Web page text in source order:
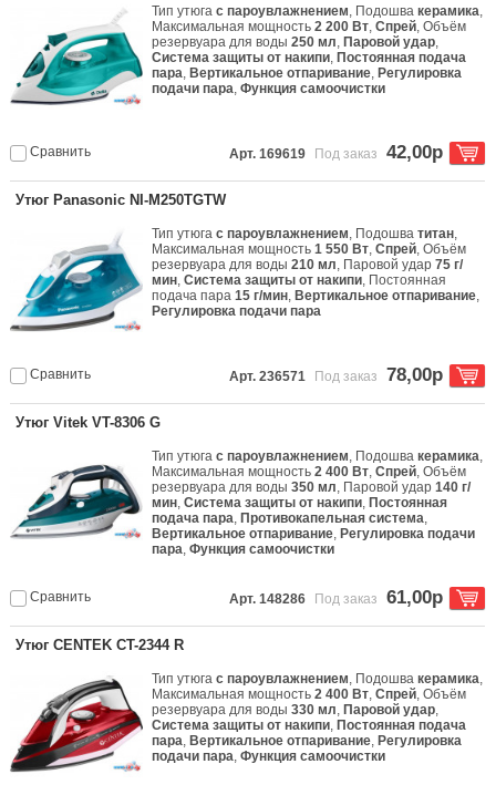
Тип утюгас пароувлажнением, Подошвакерамика,
Максимальная мощность2 200 Вт,Спрей, Объём
резервуара для воды250 мл, Паровой удар,
Система защиты от накипи, Постоянная подача
пара, Вертикальное отпаривание, Регулировка
подачи пара,Функция самоочистки
Сравнить Арт. 169619 Под заказ 42,00р
Утюг Panasonic NI-M250TGTW
Тип утюгас пароувлажнением, Подошватитан,
Максимальная мощность1 550 Вт,Спрей, Объём
резервуара для воды210 мл, Паровой удар75 г/
мин,Система защиты от накипи, Постоянная
подача пара15 г/мин, Вертикальное отпаривание,
Регулировка подачи пара
Сравнить Арт. 236571 Под заказ 78,00р
Утюг Vitek VT-8306 G
Тип утюгас пароувлажнением, Подошвакерамика,
Максимальная мощность2 400 Вт,Спрей, Объём
резервуара для воды350 мл, Паровой удар140 г/
мин,Система защиты от накипи, Постоянная
подача пара, Противокапельная система,
Вертикальное отпаривание, Регулировка подачи
пара,Функция самоочистки
Сравнить Арт. 148286 Под заказ 61,00р
Утюг CENTEK CT-2344 R
Тип утюгас пароувлажнением, Подошвакерамика,
Максимальная мощность2 400 Вт,Спрей, Объём
резервуара для воды330 мл, Паровой удар,
Система защиты от накипи, Постоянная подача
пара, Вертикальное отпаривание, Регулировка
подачи пара,Функция самоочистки